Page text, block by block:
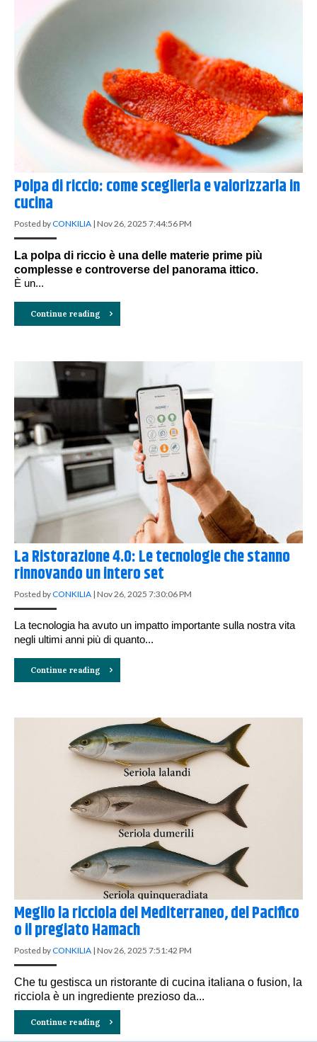
Polpa di riccio: come sceglierla e valorizzarla in
cucina
Posted byCONKILIA | Nov 26, 2025 7:44:56 PM
La polpa di riccio è una delle materie prime più
complesse e controverse del panorama ittico.
È un...
Continue reading
La Ristorazione 4.0: Le tecnologie che stanno
rinnovando un intero set
Posted byCONKILIA | Nov 26, 2025 7:30:06 PM
La tecnologia ha avuto un impatto importante sulla nostra vita
negli ultimi anni più di quanto...
Continue reading
Meglio la ricciola del Mediterraneo, del Pacifico
o il pregiato Hamach
Posted byCONKILIA | Nov 26, 2025 7:51:42 PM
Che tu gestisca un ristorante di cucina italiana o fusion, la
ricciola è un ingrediente prezioso da...
Continue reading